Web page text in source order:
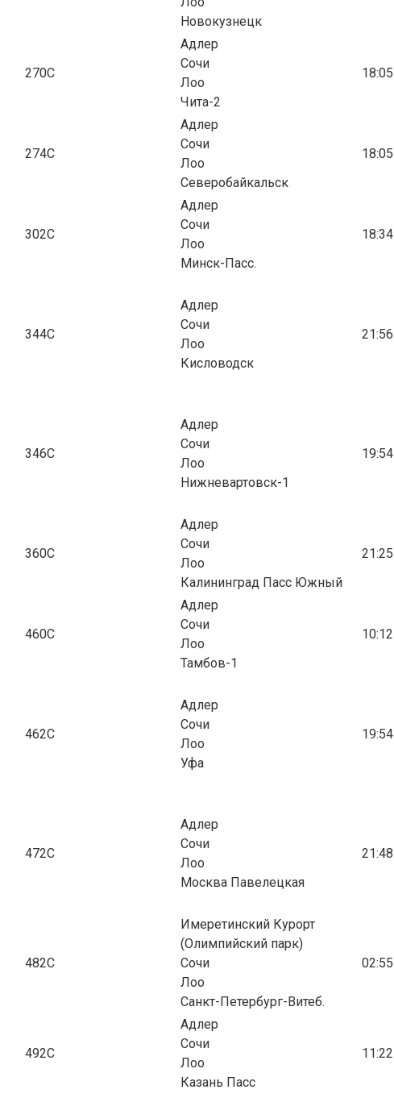
Новокузнецк
270С
Адлер
Сочи
Лоо
Чита-2
18:05
274С
Адлер
Сочи
Лоо
Северобайкальск
18:05
302С
Адлер
Сочи
Лоо
Минск-Пасс.
18:34
344С
Адлер
Сочи
Лоо
Кисловодск
21:56
346С
Адлер
Сочи
Лоо
Нижневартовск-1
19:54
360С
Адлер
Сочи
Лоо
Калининград Пасс Южный
21:25
460С
Адлер
Сочи
Лоо
Тамбов-1
10:12
462С
Адлер
Сочи
Лоо
Уфа
19:54
472С
Адлер
Сочи
Лоо
Москва Павелецкая
21:48
482С
Имеретинский Курорт
(Олимпийский парк)
Сочи
Лоо
Санкт-Петербург-Витеб.
02:55
492С
Адлер
Сочи
Лоо
Казань Пасс
11:22